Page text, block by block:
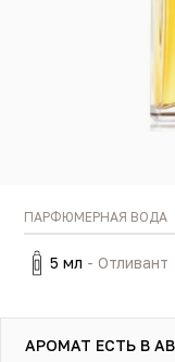
ПАРФЮМЕРНАЯ ВОДА
5 мл - Отливант
АРОМАТ ЕСТЬ В